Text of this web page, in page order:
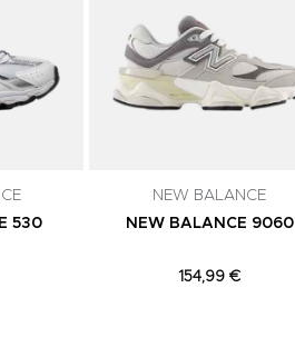
530
NEW BALANCE
NEW BALANCE 9060
154,99 €